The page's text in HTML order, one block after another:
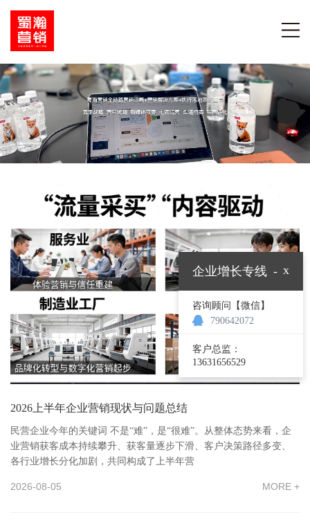
2026上半年企业营销现状与问题总结
民营企业今年的关键词 不是“难”，是“很难”。从整体态势来看，企
业营销获客成本持续攀升、获客量逐步下滑、客户决策路径多变、
各行业增长分化加剧，共同构成了上半年营
2026-08-05 MORE +
企业增长专线 x
-
咨询顾问【微信】
790642072
客户总监：
13631656529